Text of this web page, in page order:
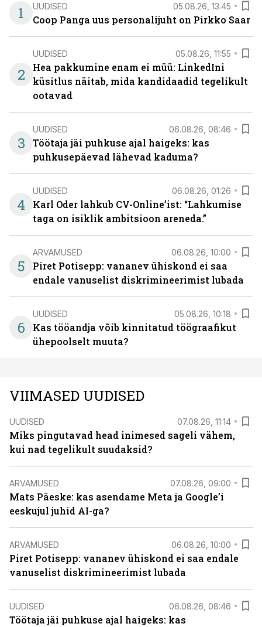
1
UUDISED 05.08.26, 13:45
Coop Panga uus personalijuht on Pirkko Saar
2
UUDISED 05.08.26, 11:55
Hea pakkumine enam ei müü: LinkedIni
küsitlus näitab, mida kandidaadid tegelikult
ootavad
3
UUDISED 06.08.26, 08:46
Töötaja jäi puhkuse ajal haigeks: kas
puhkusepäevad lähevad kaduma?
4
UUDISED 06.08.26, 01:26
Karl Oder lahkub CV-Online’ist: “Lahkumise
taga on isiklik ambitsioon areneda.”
5
ARVAMUSED 06.08.26, 10:00
Piret Potisepp: vananev ühiskond ei saa
endale vanuselist diskrimineerimist lubada
6
UUDISED 05.08.26, 10:18
Kas tööandja võib kinnitatud töögraafikut
ühepoolselt muuta?
VIIMASED UUDISED
UUDISED 07.08.26, 11:14
Miks pingutavad head inimesed sageli vähem,
kui nad tegelikult suudaksid?
ARVAMUSED 07.08.26, 09:00
Mats Päeske: kas asendame Meta ja Google’i
eeskujul juhid AI-ga?
ARVAMUSED 06.08.26, 10:00
Piret Potisepp: vananev ühiskond ei saa endale
vanuselist diskrimineerimist lubada
UUDISED 06.08.26, 08:46
Töötaja jäi puhkuse ajal haigeks: kas